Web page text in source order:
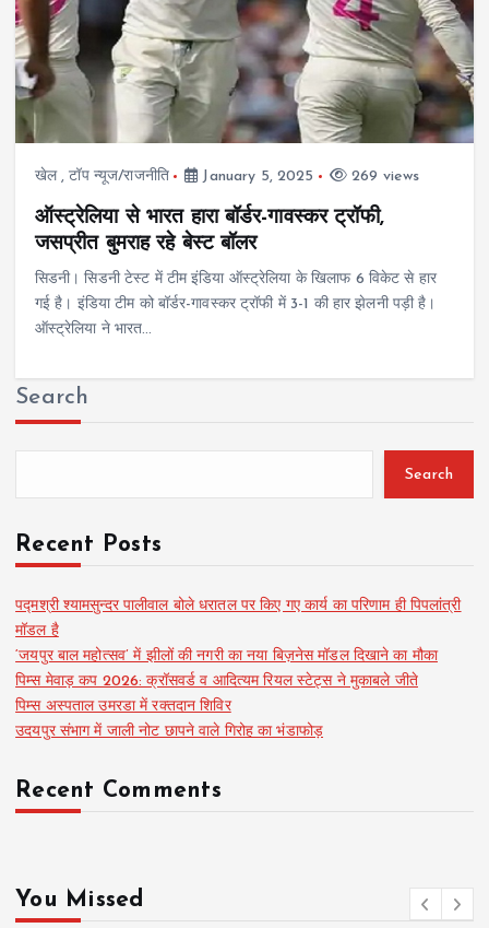
खेल,टॉप न्यूज/राजनीति January 5, 2025 269 views
ऑस्ट्रेलिया से भारत हारा बॉर्डर-गावस्कर ट्रॉफी,
जसप्रीत बुमराह रहे बेस्ट बॉलर
सिडनी। सिडनी टेस्ट में टीम इंडिया ऑस्ट्रेलिया के खिलाफ 6 विकेट से हार
गई है। इंडिया टीम को बॉर्डर-गावस्कर ट्रॉफी में 3-1 की हार झेलनी पड़ी है।
ऑस्ट्रेलिया ने भारत…
Search
Search
Recent Posts
पद्मश्री श्यामसुन्दर पालीवाल बोले धरातल पर किए गए कार्य का परिणाम ही पिपलांत्री
मॉडल है
‘जयपुर बाल महोत्सव’ में झीलों की नगरी का नया बिज़नेस मॉडल दिखाने का मौका
पिम्स मेवाड़ कप 2026: क्रॉसवर्ड व आदित्यम रियल स्टेट्स ने मुकाबले जीते
पिम्स अस्पताल उमरडा में रक्तदान शिविर
उदयपुर संभाग में जाली नोट छापने वाले गिरोह का भंडाफोड़
Recent Comments
You Missed